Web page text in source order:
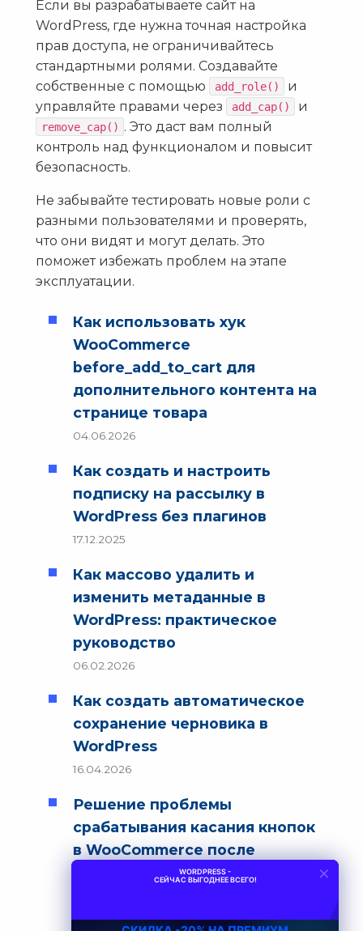
Если вы разрабатываете сайт на
WordPress, где нужна точная настройка
прав доступа, не ограничивайтесь
стандартными ролями. Создавайте
собственные с помощью
add_role()
и
управляйте правами через
add_cap() и
remove_cap() . Это даст вам полный
контроль над функционалом и повысит
безопасность.
Не забывайте тестировать новые роли с
разными пользователями и проверять,
что они видят и могут делать. Это
поможет избежать проблем на этапе
эксплуатации.
Как использовать хук
WooCommerce
before_add_to_cart для
дополнительного контента на
странице товара
04.06.2026
Как создать и настроить
подписку на рассылку в
WordPress без плагинов
17.12.2025
Как массово удалить и
изменить метаданные в
WordPress: практическое
руководство
06.02.2026
Как создать автоматическое
сохранение черновика в
WordPress
16.04.2026
Решение проблемы
срабатывания касания кнопок
в WooCommerce после
обновления
×
WORDPRESS -
СЕЙЧАС ВЫГОДНЕЕ ВСЕГО!